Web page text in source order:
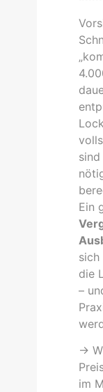
Ein
die
–
->
im